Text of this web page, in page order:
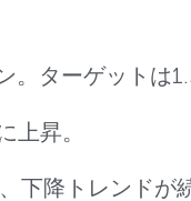
。ターゲットは
上昇。
下降トレンドが